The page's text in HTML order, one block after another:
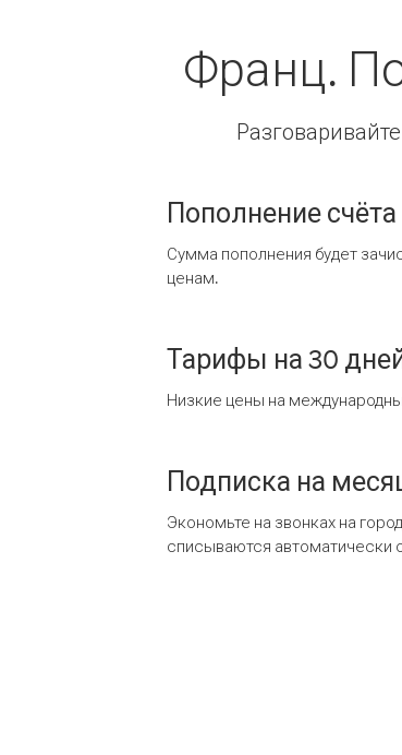
Франц.
Пополнение счёта
Сумма пополнения будет
ценам.
Тарифы на 30
Низкие цены на
Подписка на
Экономьте на звонках на
списываются автоматически